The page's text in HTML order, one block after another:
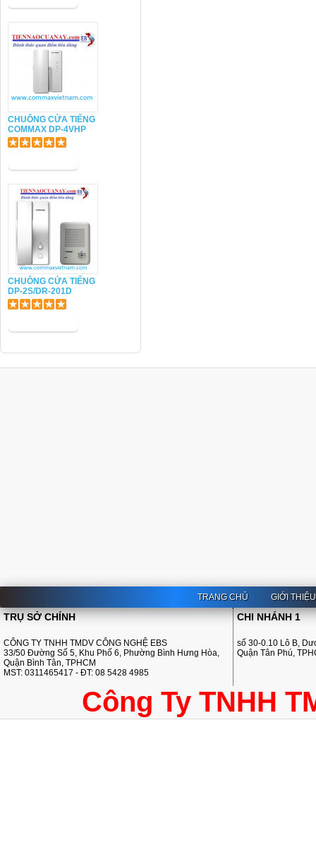
CHUÔNG CỬA TIẾNG
COMMAX DP-4VHP
CHUÔNG CỬA TIẾNG
DP-2S/DR-201D
TRANG CHỦ GIỚI THIỆU
TRỤ SỞ CHÍNH
CÔNG TY TNHH TMDV CÔNG NGHỆ EBS
33/50 Đường Số 5, Khu Phố 6, Phường Bình Hưng Hòa,
Quận Bình Tân, TPHCM
MST: 0311465417 - ĐT: 08 5428 4985
CHI NHÁNH 1
số 30-0.10 Lô B,
Quận Tân Phú,
Công Ty TNHH